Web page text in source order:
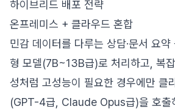
하이브리드 배포 전략
온프레미스 + 클라우드 혼합
민감 데이터를 다루는 상담·문서 요
형 모델(7B~13B급)로 처리하고, 복
성처럼 고성능이 필요한 경우에만 클
(GPT-4급, Claude Opus급)을 호출